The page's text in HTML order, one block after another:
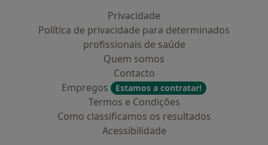
Privacidade
Política de privacidade para determinados
profissionais de saúde
Quem somos
Contacto
Empregos
Estamos a contratar!
Termos e Condições
Como classificamos os resultados
Acessibilidade